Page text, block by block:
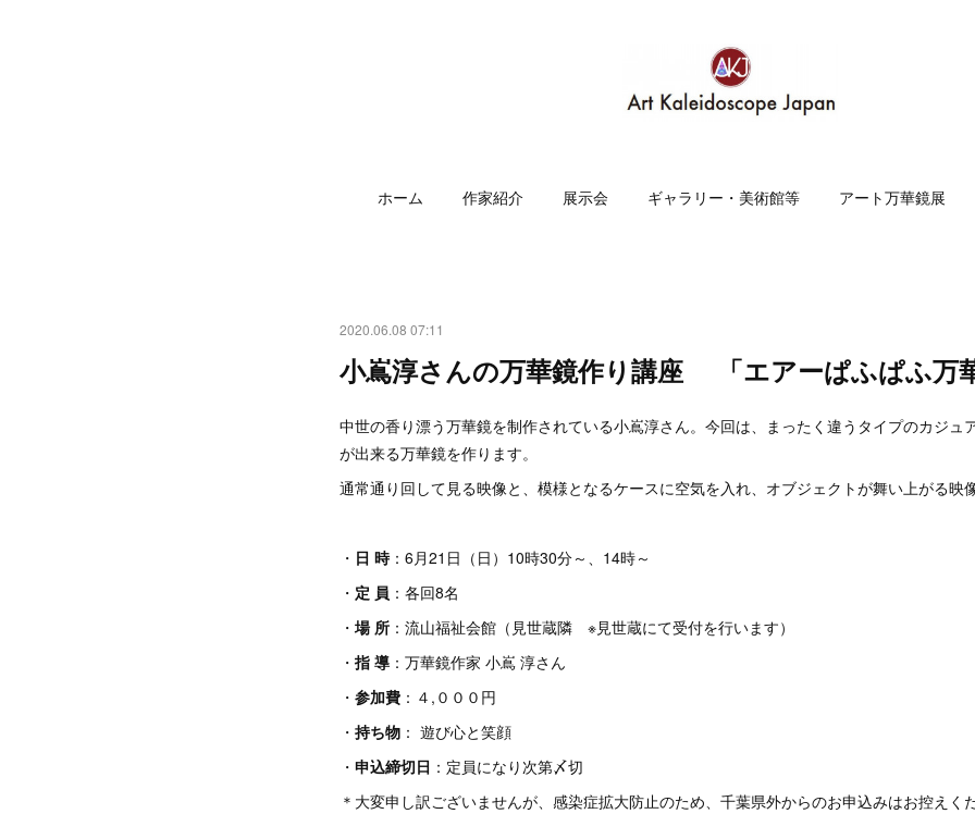
ホーム 作家紹介 展示会 ギャラリー・美術館等 アート万華鏡展
2020.06.08 07:11
小嶌淳さんの万華鏡作り講座 「エアーぱふぱふ万
中世の香り漂う万華鏡を制作されている小嶌淳さん。今回は、まったく違うタイプのカジュ
が出来る万華鏡を作ります。
通常通り回して見る映像と、模様となるケースに空気を入れ、オブジェクトが舞い上がる映
・ 日 時：6月21日（日）10時30分～、14時～
・ 定 員 ：各回8名
・ 場 所 ：流山福祉会館（見世蔵隣 ※見世蔵にて受付を行います）
・ 指 導 ：万華鏡作家 小嶌 淳さん
・ 参加費 ：４,０００円
・ 持ち物 ： 遊び心と笑顔
・ 申込締切日 ：定員になり次第〆切
＊大変申し訳ございませんが、感染症拡大防止のため、千葉県外からのお申込みはお控え